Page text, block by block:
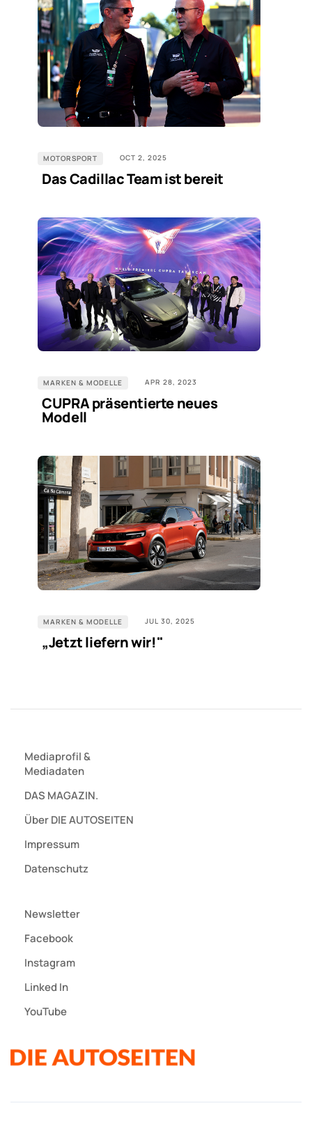
MOTORSPORT OCT 2, 2025
Das Cadillac Team ist bereit
MARKEN & MODELLE APR 28, 2023
CUPRA präsentierte neues
Modell
MARKEN & MODELLE JUL 30, 2025
„Jetzt liefern wir!"
Mediaprofil&
Mediadaten
DAS MAGAZIN.
Über DIE AUTOSEITEN
Impressum
Datenschutz
Newsletter
Facebook
Instagram
Linked In
YouTube